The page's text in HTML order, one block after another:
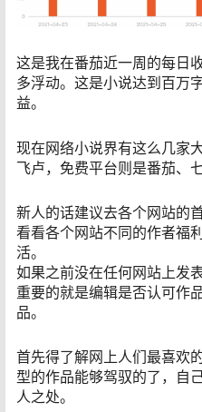
这是我在番茄近一周的每日
多浮动。这是小说达到百万
益。
现在网络小说界有这么几家
飞卢，免费平台则是番茄、七
新人的话建议去各个网站的
看看各个网站不同的作者福
活。
如果之前没在任何网站上发
重要的就是编辑是否认可作
品。
首先得了解网上人们最喜欢
型的作品能够驾驭的了，自
人之处。